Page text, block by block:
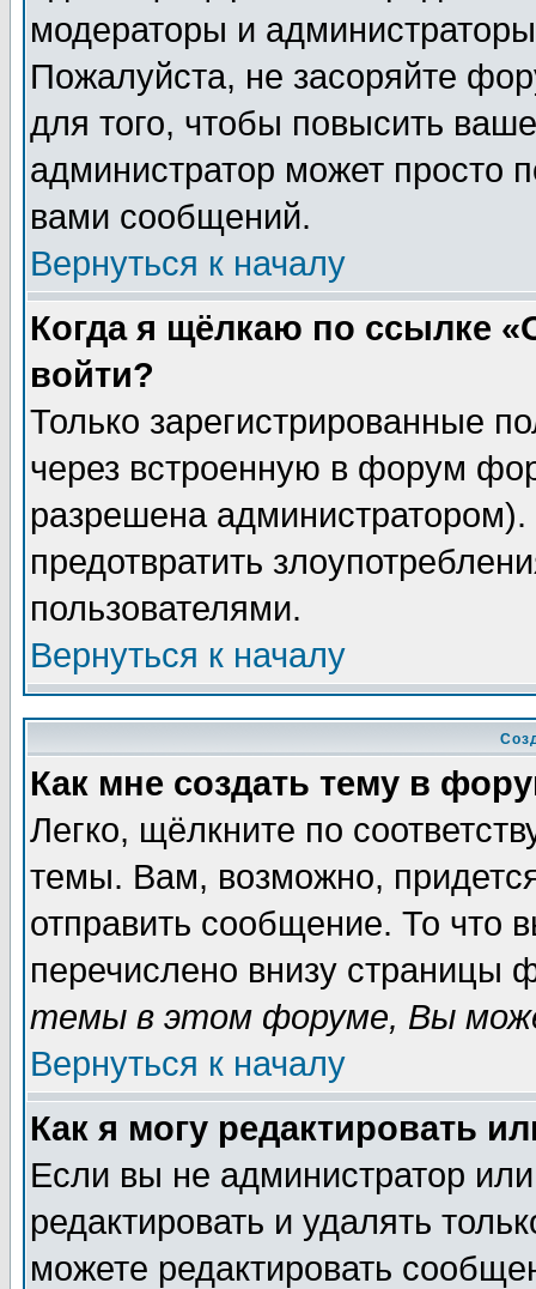
модераторы и
Пожалуйста, не засоряйте
для того, чтобы повысить
администратор может просто
вами сообщений.
Вернуться к началу
Когда я щёлкаю по ссылке
войти?
Только зарегистрированные
через встроенную в форум
разрешена
предотвратить
пользователями.
Вернуться к началу
Как мне создать тему в
Легко, щёлкните по
темы. Вам, возможно,
отправить сообщение. То что
перечислено внизу страницы
темы в этом форуме, Вы
Вернуться к началу
Как я могу редактировать
Если вы не администратор
редактировать и удалять
можете редактировать